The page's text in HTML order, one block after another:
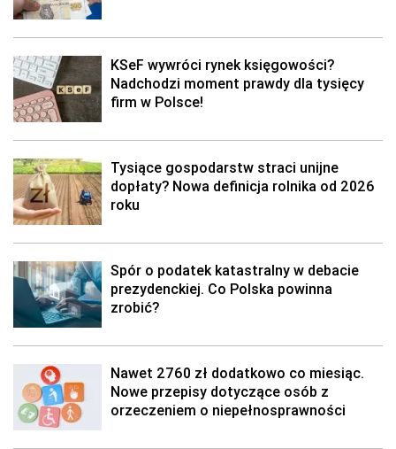
KSeF wywróci rynek księgowości?
Nadchodzi moment prawdy dla tysięcy
firm w Polsce!
Tysiące gospodarstw straci unijne
dopłaty? Nowa definicja rolnika od 2026
roku
Spór o podatek katastralny w debacie
prezydenckiej. Co Polska powinna
zrobić?
Nawet 2760 zł dodatkowo co miesiąc.
Nowe przepisy dotyczące osób z
orzeczeniem o niepełnosprawności